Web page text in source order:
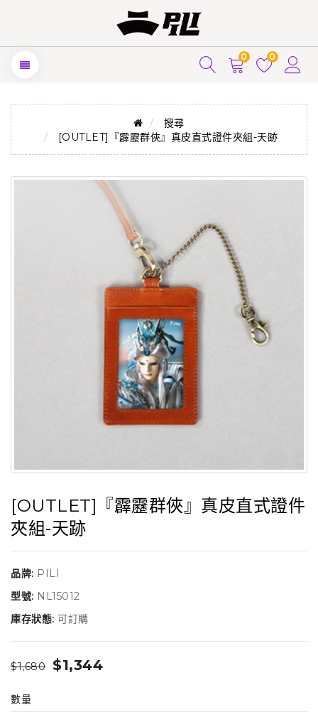
0 0
搜尋
[OUTLET]『霹靂群俠』真皮直式證件夾組-天跡
[OUTLET]『霹靂群俠』真皮直式證件
夾組-天跡
品牌: PILI
型號: NL15012
庫存狀態: 可訂購
$1,680 $1,344
數量